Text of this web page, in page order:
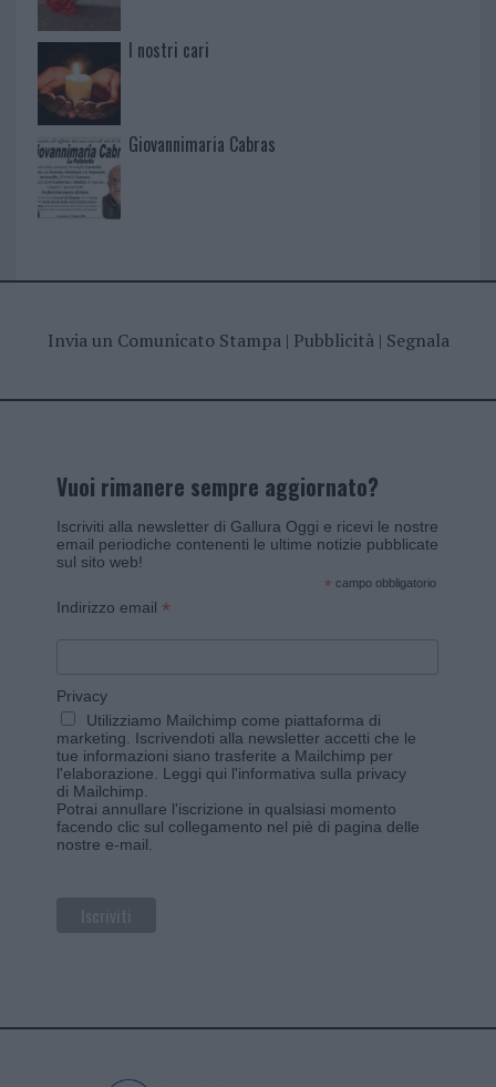
I nostri cari
Giovannimaria Cabras
Invia un Comunicato Stampa| Pubblicità| Segnala
Vuoi rimanere sempre aggiornato?
Iscriviti alla newsletter di Gallura Oggi e ricevi le nostre
email periodiche contenenti le ultime notizie pubblicate
sul sito web!
* campo obbligatorio
Indirizzo email *
Privacy
Utilizziamo Mailchimp come piattaforma di
marketing. Iscrivendoti alla newsletter accetti che le
tue informazioni siano trasferite a Mailchimp per
l'elaborazione. Leggi qui l'informativa sulla privacy
di Mailchimp
Potrai annullare l'iscrizione in qualsiasi momento
facendo clic sul collegamento nel piè di pagina delle
nostre e-mail.